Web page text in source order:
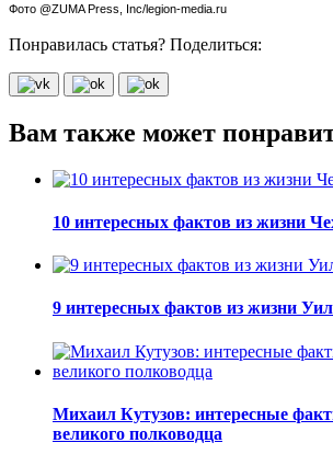
Фото @ZUMA Press, Inc/legion-media.ru
Понравилась статья? Поделиться:
Вам также может
10 интересных фактов из жизни
9 интересных фактов из жизни
Михаил Кутузов: интересные
великого полководца